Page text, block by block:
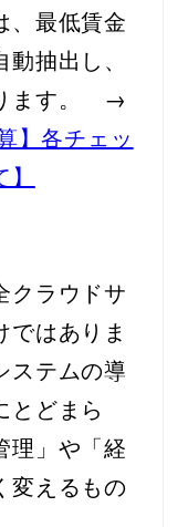
、最低賃金
抽出し、
ます。　→
】各チェッ
クラウドサ
はありま
ステムの導
とどまら
理」や「経
変えるもの